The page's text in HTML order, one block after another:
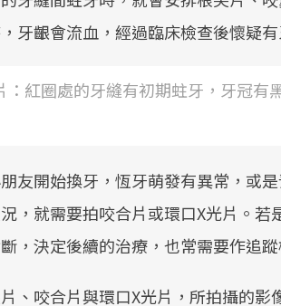
牙齦會流血，經過臨床檢查後懷疑
：紅圈處的牙縫有初期蛀牙，牙冠
友開始換牙，恆牙萌發有異常，或
，就需要拍咬合片或環口X光片。
，決定後續的治療，也常需要作追
、咬合片與環口X光片，所拍攝的